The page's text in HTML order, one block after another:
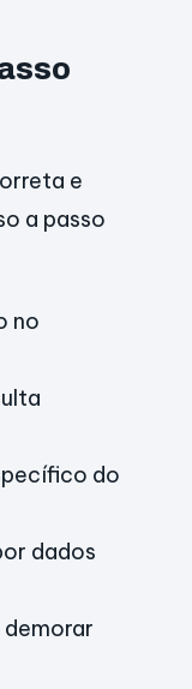
e
a passo
no
do
dados
demorar